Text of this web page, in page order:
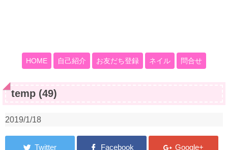
HOME 自己紹介 お友だち登録 ネイル 問合せ
temp (49)
2019/1/18